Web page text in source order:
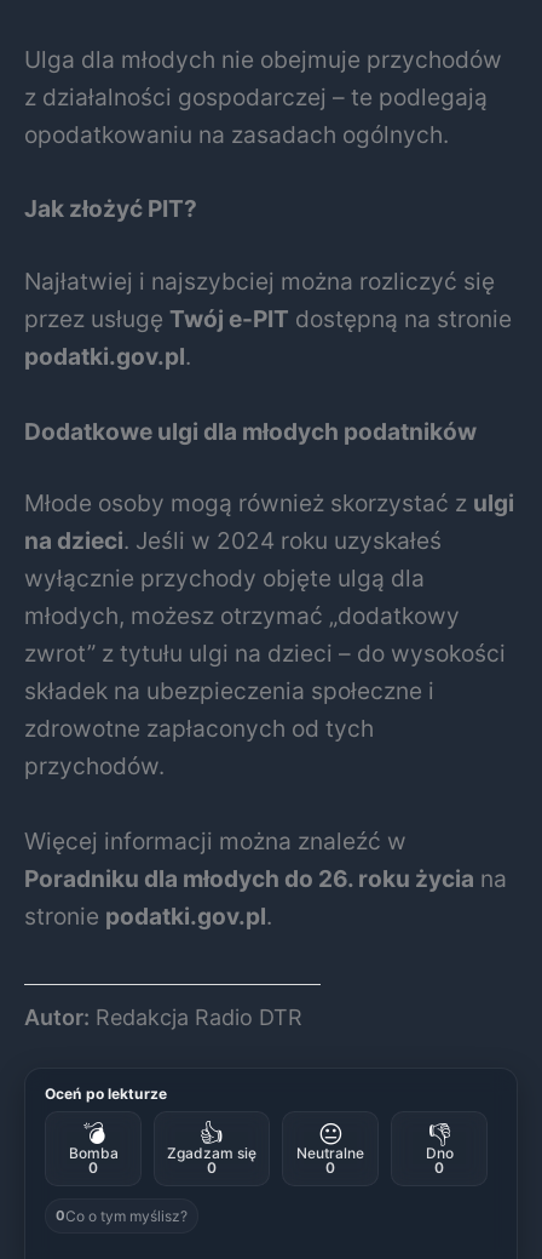
Ulga dla młodych nie obejmuje przychodów
z działalności gospodarczej – te podlegają
opodatkowaniu na zasadach ogólnych.
Jak złożyć PIT?
Najłatwiej i najszybciej można rozliczyć się
przez usługę Twój e-PIT dostępną na stronie
podatki.gov.pl.
Dodatkowe ulgi dla młodych podatników
Młode osoby mogą również skorzystać z ulgi
na dzieci. Jeśli w 2024 roku uzyskałeś
wyłącznie przychody objęte ulgą dla
młodych, możesz otrzymać „dodatkowy
zwrot” z tytułu ulgi na dzieci – do wysokości
składek na ubezpieczenia społeczne i
zdrowotne zapłaconych od tych
przychodów.
Więcej informacji można znaleźć w
Poradniku dla młodych do 26. roku życia na
stronie podatki.gov.pl.
Autor: Redakcja Radio DTR
Oceń po lekturze
💣
Bomba
0
👍
Zgadzam się
0
😐
Neutralne
0
👎
Dno
0
0Co o tym myślisz?